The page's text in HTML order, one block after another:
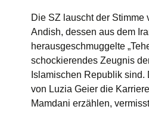
Die SZ lauscht der Stimme
Andish, dessen aus dem
herausgeschmuggelte
schockierendes Zeugnis
Islamischen Republik sind.
von Luzia Geier die
Mamdani erzählen,